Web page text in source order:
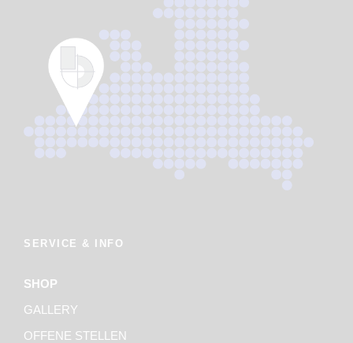
SERVICE & INFO
SHOP
GALLERY
OFFENE STELLEN